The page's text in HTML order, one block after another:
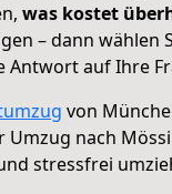
was kostet
– dann wählen
Antwort auf Ihre
von
Umzug nach
stressfrei